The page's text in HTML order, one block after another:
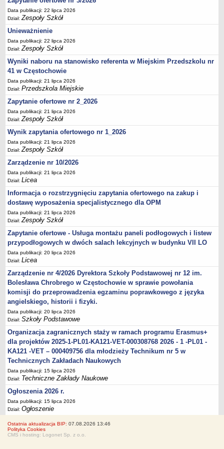
UDOSTĘPNIANIE INFORMACJI PUBLICZNEJ
OCHRONA DANYCH OSOBOWYCH
Data publikacji: 22 lipca 2026
Dział:Zespoły Szkół
Unieważnienie
Data publikacji: 22 lipca 2026
Dział:Zespoły Szkół
Wyniki naboru na stanowisko referenta w Miejskim Przedszkolu nr
41 w Częstochowie
Data publikacji: 21 lipca 2026
Dział:Przedszkola Miejskie
Zapytanie ofertowe nr 2_2026
Data publikacji: 21 lipca 2026
Dział:Zespoły Szkół
Wynik zapytania ofertowego nr 1_2026
Data publikacji: 21 lipca 2026
Dział:Zespoły Szkół
Zarządzenie nr 10/2026
Data publikacji: 21 lipca 2026
Dział:Licea
Informacja o rozstrzygnięciu zapytania ofertowego na zakup i
dostawę wyposażenia specjalistycznego dla OPM
Data publikacji: 21 lipca 2026
Dział:Zespoły Szkół
Zapytanie ofertowe - Usługa montażu paneli podłogowych i listew
przypodłogowych w dwóch salach lekcyjnych w budynku VII LO
Data publikacji: 20 lipca 2026
Dział:Licea
Zarządzenie nr 4/2026 Dyrektora Szkoły Podstawowej nr 12 im.
Bolesława Chrobrego w Częstochowie w sprawie powołania
komisji do przeprowadzenia egzaminu poprawkowego z języka
angielskiego, historii i fizyki.
Data publikacji: 20 lipca 2026
Dział:Szkoły Podstawowe
Organizacja zagranicznych staży w ramach programu Erasmus+
dla projektów 2025-1-PL01-KA121-VET-000308768 2026 - 1 -PL01 -
KA121 -VET – 000409756 dla młodzieży Technikum nr 5 w
Technicznych Zakładach Naukowych
Data publikacji: 15 lipca 2026
Dział: Techniczne Zakłady Naukowe
Ogłoszenia 2026 r.
Data publikacji: 15 lipca 2026
Dział:Ogłoszenie
Ostatnia aktualizacja BIP: 07.08.2026 13:46
Polityka Cookies
CMS i hosting: Logonet Sp. z o.o.